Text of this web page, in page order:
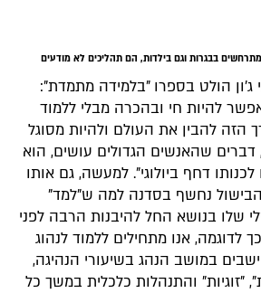
בבגרות וגם בילדות, הם תהליכים לא מודעים
הולט בספרו "בלמידה מתמדת":
להיות חי ובהכרה מבלי ללמוד
הזה להבין את העולם ולהיות מסוגל
שהאנשים הגדולים עושים, הוא
דחף ביולוגי". למעשה, גם אותו
נחשף בסדנה למה ש"למד"
שלו בנושא החל להיבנות הרבה לפני
לדוגמה, אנו מתחילים ללמוד לנהוג
במושב הנהג בשיעורי הנהיגה,
"זוגיות" והתנהלות כלכלית במשך כל